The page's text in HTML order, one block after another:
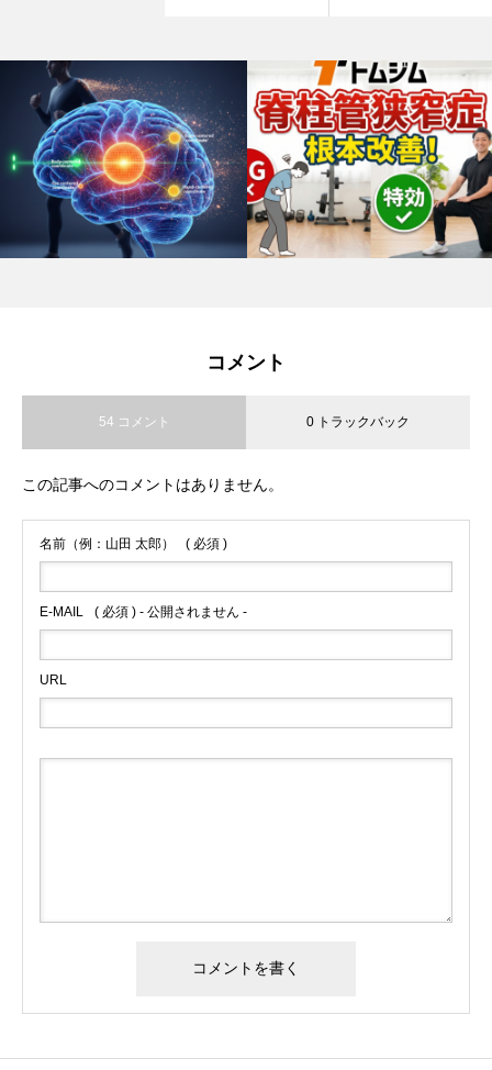
コメント
54 コメント 0 トラックバック
この記事へのコメントはありません。
名前（例：山田 太郎） ( 必須 )
E-MAIL ( 必須 ) - 公開されません -
URL